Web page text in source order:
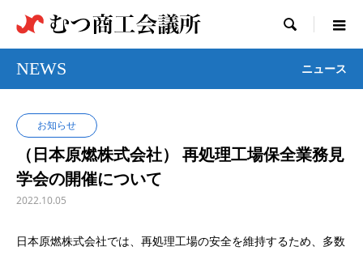

NEWS ニュース
お知らせ
（日本原燃株式会社） 再処理工場保全業務見
学会の開催について
2022.10.05
日本原燃株式会社では、再処理工場の安全を維持するため、多数